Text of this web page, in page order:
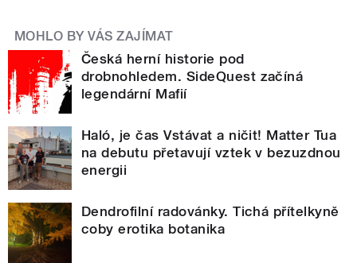
MOHLO BY VÁS ZAJÍMAT
Česká herní historie pod
drobnohledem. SideQuest začíná
legendární Mafií
Haló, je čas Vstávat a ničit! Matter Tua
na debutu přetavují vztek v bezuzdnou
energii
Dendrofilní radovánky. Tichá přítelkyně
coby erotika botanika